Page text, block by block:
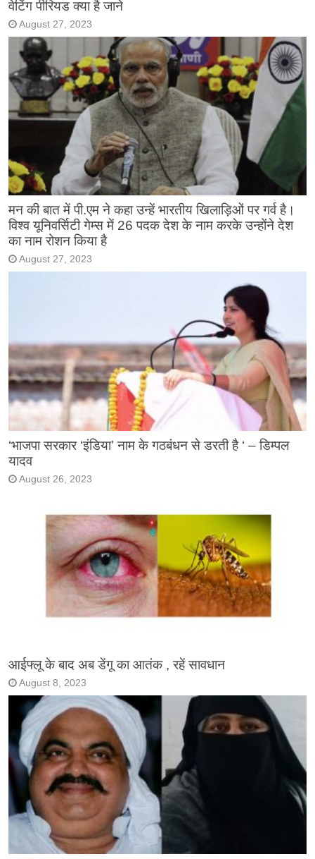
वेटिंग पीरियड क्या है जाने
August 27, 2023
मन की बात में पी.एम ने कहा उन्हें भारतीय खिलाड़िओं पर गर्व है।
विश्व यूनिवर्सिटी गेम्स में 26 पदक देश के नाम करके उन्होंने देश
का नाम रोशन किया है
August 27, 2023
‘भाजपा सरकार ‘इंडिया’ नाम के गठबंधन से डरती है ‘ – डिम्पल
यादव
August 26, 2023
आईफ्लू के बाद अब डेंगू का आतंक , रहें सावधान
August 8, 2023